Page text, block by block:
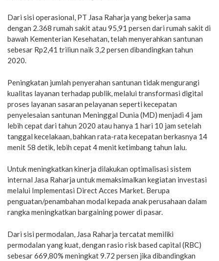
Dari sisi operasional, PT Jasa Raharja yang bekerja sama
dengan 2.368 rumah sakit atau 95,91 persen dari rumah sakit di
bawah Kementerian Kesehatan, telah menyerahkan santunan
sebesar Rp2,41 triliun naik 3,2 persen dibandingkan tahun
2020.
Peningkatan jumlah penyerahan santunan tidak mengurangi
kualitas layanan terhadap publik, melalui transformasi digital
proses layanan sasaran pelayanan seperti kecepatan
penyelesaian santunan Meninggal Dunia (MD) menjadi 4 jam
lebih cepat dari tahun 2020 atau hanya 1 hari 10 jam setelah
tanggal kecelakaan, bahkan rata-rata kecepatan berkasnya 14
menit 58 detik, lebih cepat 4 menit ketimbang tahun lalu.
Untuk meningkatkan kinerja dilakukan optimalisasi sistem
internal Jasa Raharja untuk memaksimalkan kegiatan investasi
melalui Implementasi Direct Acces Market. Berupa
penguatan/penambahan modal kepada anak perusahaan dalam
rangka meningkatkan bargaining power di pasar.
Dari sisi permodalan, Jasa Raharja tercatat memiliki
permodalan yang kuat, dengan rasio risk based capital (RBC)
sebesar 669,80% meningkat 9.72 persen jika dibandingkan